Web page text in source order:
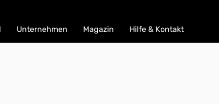
Unternehmen Magazin Hilfe & Kontakt